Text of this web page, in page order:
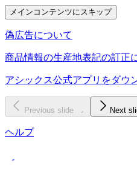
メインコンテンツにスキップ
偽広告について
商品情報の生産地表記の訂正
アシックス公式アプリをダウ
Previous slide Next
ヘルプ